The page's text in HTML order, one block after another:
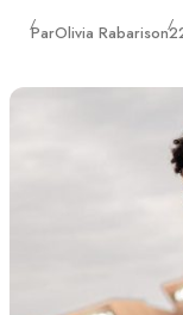
ParOlivia Rabarison